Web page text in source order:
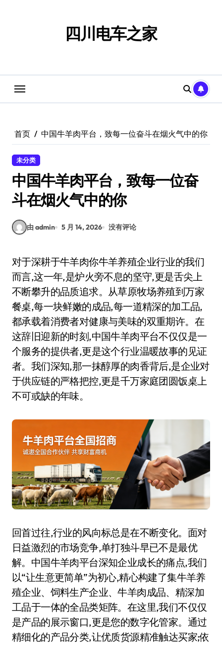
四川电车之家
首页 中国牛羊肉平台，致每一位奋斗在烟火气中的你
未分类
中国牛羊肉平台，致每一位奋
斗在烟火气中的你
由 admin 5 月 14, 2026 没有评论
对于深耕于牛羊肉你牛羊养殖企业行业的我们
而言,这一年,是炉火旁不息的坚守,更是舌尖上
不断攀升的品质追求。从草原牧场养殖到万家
餐桌,每一块鲜嫩的成品,每一道精深的加工品,
都承载着消费者对健康与美味的双重期许。在
这辞旧迎新的时刻,中国牛羊肉平台不仅仅是一
个服务的提供者,更是这个行业温暖故事的见证
者。我们深知,那一抹醇厚的肉香背后,是企业对
于供应链的严格把控,更是千万家庭团圆饭桌上
不可或缺的年味。
回首过往,行业的风向标总是在不断变化。面对
日益激烈的市场竞争,单打独斗早已不是最优
解。中国牛羊肉平台深知企业成长的痛点,我们
以“让生意更简单”为初心,精心构建了集牛羊养
殖企业、饲料生产企业、牛羊肉成品、精深加
工品于一体的全品类矩阵。在这里,我们不仅仅
是产品的展示窗口,更是您的数字化管家。通过
精细化的产品分类,让优质货源精准触达买家;依